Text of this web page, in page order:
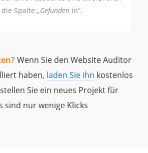
die Spalte „Gefunden in“.
Wenn Sie den Website Auditor
haben, laden Sie ihn kostenlos
Sie ein neues Projekt für
sind nur wenige Klicks